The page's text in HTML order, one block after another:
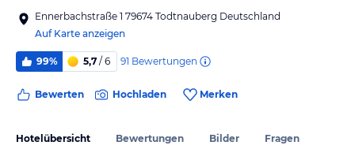
Ennerbachstraße 1 79674 Todtnauberg Deutschland
Auf Karte anzeigen
99% 5,7 / 6 91 Bewertungen
Bewerten Hochladen Merken
Hotelübersicht Bewertungen Bilder Fragen